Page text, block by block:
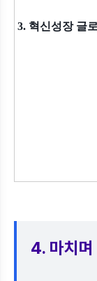
3. 혁신성장 글
4. 마치며